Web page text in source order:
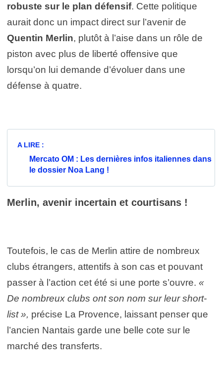
robuste sur le plan défensif. Cette politique
aurait donc un impact direct sur l’avenir de
Quentin Merlin, plutôt à l’aise dans un rôle de
piston avec plus de liberté offensive que
lorsqu’on lui demande d’évoluer dans une
défense à quatre.
A LIRE :
Mercato OM : Les dernières infos italiennes dans
le dossier Noa Lang !
Merlin, avenir incertain et courtisans !
Toutefois, le cas de Merlin attire de nombreux
clubs étrangers, attentifs à son cas et pouvant
passer à l’action cet été si une porte s’ouvre. «
De nombreux clubs ont son nom sur leur short-
list », précise La Provence, laissant penser que
l’ancien Nantais garde une belle cote sur le
marché des transferts.